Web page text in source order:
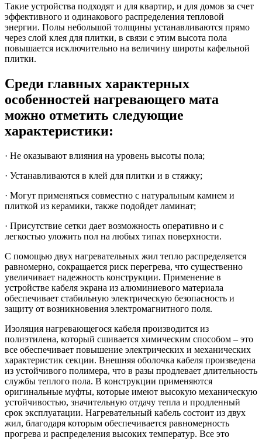
Такие устройства подходят и для квартир, и для домов за счет
эффективного и одинакового распределения тепловой
энергии. Полы небольшой толщины устанавливаются прямо
через слой клея для плитки, в связи с этим высота пола
повышается исключительно на величину широты кафельной
плитки.
Среди главных характерных
особенностей нагревающего мата
можно отметить следующие
характеристики:
· Не оказывают влияния на уровень высоты пола;
· Устанавливаются в клей для плитки и в стяжку;
· Могут применяться совместно с натуральным камнем и
плиткой из керамики, также подойдет ламинат;
· Присутствие сетки дает возможность оперативно и с
легкостью уложить пол на любых типах поверхности.
С помощью двух нагревательных жил тепло распределяется
равномерно, сокращается риск перегрева, что существенно
увеличивает надежность конструкции. Применение в
устройстве кабеля экрана из алюминиевого материала
обеспечивает стабильную электрическую безопасность и
защиту от возникновения электромагнитного поля.
Изоляция нагревающегося кабеля производится из
полиэтилена, который сшивается химическим способом – это
все обеспечивает повышение электрических и механических
характеристик секции. Внешняя оболочка кабеля произведена
из устойчивого полимера, что в разы продлевает длительность
службы теплого пола. В конструкции применяются
оригинальные муфты, которые имеют высокую механическую
устойчивостью, значительную отдачу тепла и продленный
срок эксплуатации. Нагревательный кабель состоит из двух
жил, благодаря которым обеспечивается равномерность
прогрева и распределения высоких температур. Все это